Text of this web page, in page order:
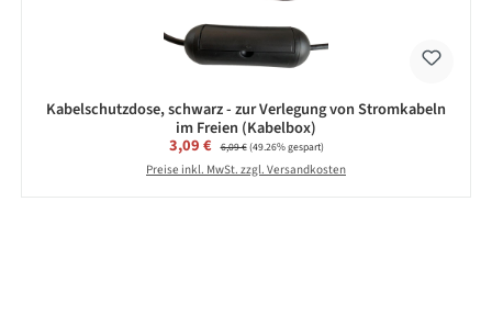
Kabelschutzdose, schwarz - zur Verlegung von Stromkabeln
im Freien (Kabelbox)
Verkaufspreis:
3,09 € Regulärer Preis:
6,09 €(49.26% gespart)
Preise inkl. MwSt. zzgl. Versandkosten